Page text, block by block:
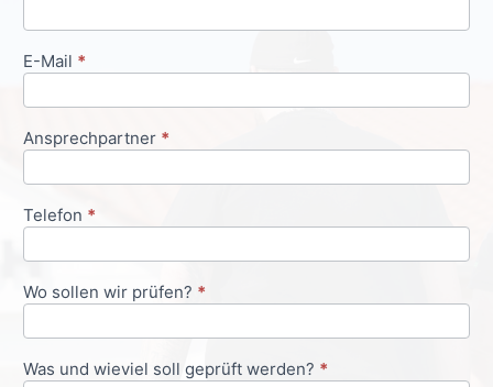
E-Mail *
Ansprechpartner *
Telefon *
Wo sollen wir prüfen? *
Was und wieviel soll geprüft werden? *